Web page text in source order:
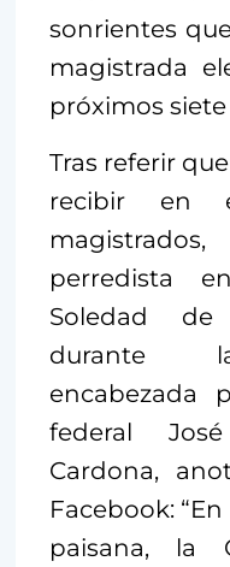
sonrientes
magistrada
próximos siete
Tras referir
recibir en
perredista
Soledad de
durante
encabezada
federal
Cardona,
Facebook:
paisana, la